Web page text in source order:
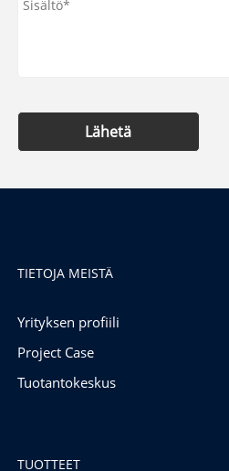
Lähetä
TIETOJA MEISTÄ
Yrityksen profiili
Project Case
Tuotantokeskus
TUOTTEET